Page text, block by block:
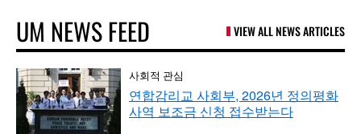
UM NEWS FEED VIEW ALL NEWS ARTICLES
사회적 관심
연합감리교 사회부, 2026년 정의평화
사역 보조금 신청 접수받는다